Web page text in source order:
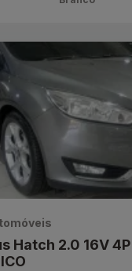
Hatch 2.0 16V 4P